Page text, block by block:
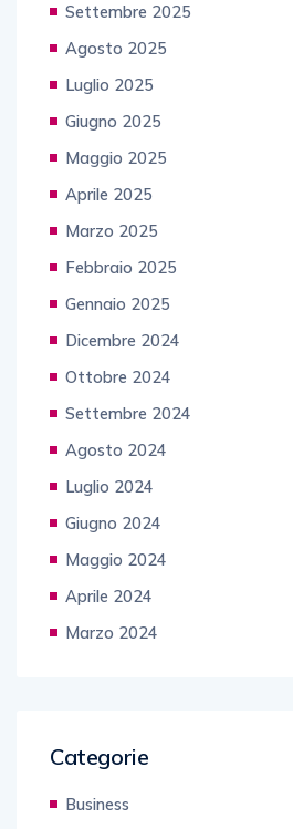
Settembre 2025
Agosto 2025
Luglio 2025
Giugno 2025
Maggio 2025
Aprile 2025
Marzo 2025
Febbraio 2025
Gennaio 2025
Dicembre 2024
Ottobre 2024
Settembre 2024
Agosto 2024
Luglio 2024
Giugno 2024
Maggio 2024
Aprile 2024
Marzo 2024
Categorie
Business